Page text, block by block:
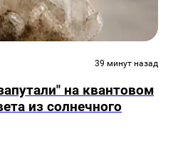
39 минут назад
на квантовом
из солнечного